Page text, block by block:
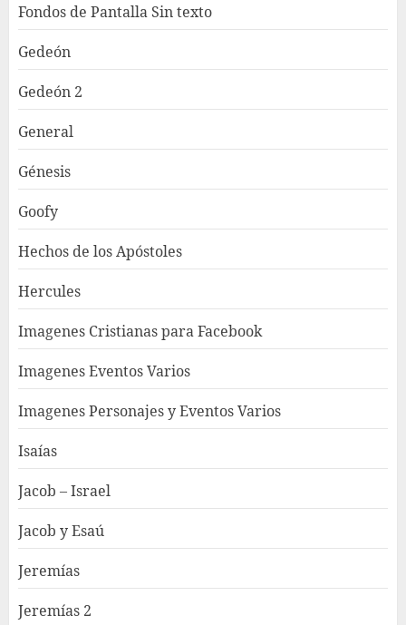
Fondos de Pantalla Sin texto
Gedeón
Gedeón 2
General
Génesis
Goofy
Hechos de los Apóstoles
Hercules
Imagenes Cristianas para Facebook
Imagenes Eventos Varios
Imagenes Personajes y Eventos Varios
Isaías
Jacob – Israel
Jacob y Esaú
Jeremías
Jeremías 2